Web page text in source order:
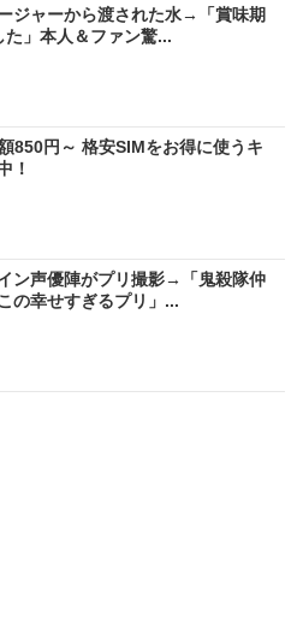
ジャーから渡された水→「賞味期
た」本人＆ファン驚...
850円～ 格安SIMをお得に使うキ
！
ン声優陣がプリ撮影→「鬼殺隊仲
の幸せすぎるプリ」...